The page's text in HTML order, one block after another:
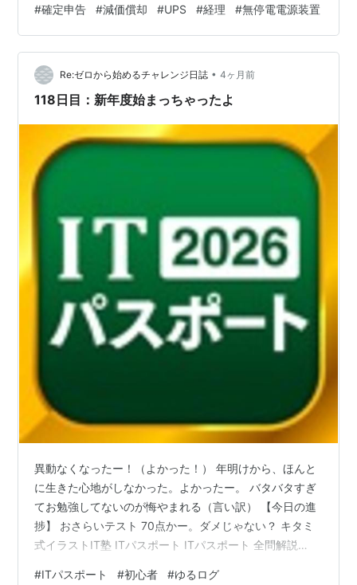
と候補が複数浮かび上がり、どれが正解なのか判断がつ
かない——総務・経理系のQ&Aサイトでも同じ悩みが繰
り返し投稿されているテーマです。 この記事では、その
三択の正体と正しい選び方の判断軸を、国税庁の耐用年
数表を実際に確認した内容をもとに整理します。UPSの
#確定申告 #減価償却 #UPS #経理 #無停電電源装置
Re:ゼロから始めるチャレンジ日誌 • 4ヶ月前
118日目：新年度始まっちゃったよ
異動なくなったー！（よかった！） 年明けから、ほんと
に生きた心地がしなかった。よかったー。 バタバタすぎ
てお勉強してないのが悔やまれる（言い訳） 【今日の進
捗】 おさらいテスト 70点かー。ダメじゃない？ キタミ
式イラストIT塾 ITパスポート ITパスポート 全問解説
#ITパスポート #初心者 #ゆるログ